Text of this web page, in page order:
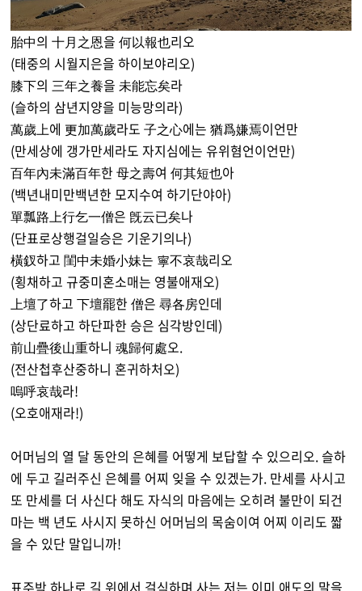
胎中의 十月之恩을 何以報也리오
(태중의 시월지은을 하이보야리오)
膝下의 三年之養을 未能忘矣라
(슬하의 삼년지양을 미능망의라)
萬歲上에 更加萬歲라도 子之心에는 猶爲嫌焉이언만
(만세상에 갱가만세라도 자지심에는 유위혐언이언만)
百年內未滿百年한 母之壽여 何其短也아
(백년내미만백년한 모지수여 하기단야아)
單瓢路上行乞一僧은 旣云已矣나
(단표로상행걸일승은 기운기의나)
橫釵하고 閨中未婚小妹는 寧不哀哉리오
(횡채하고 규중미혼소매는 영불애재오)
上壇了하고 下壇罷한 僧은 尋各房인데
(상단료하고 하단파한 승은 심각방인데)
前山疊後山重하니 魂歸何處오.
(전산첩후산중하니 혼귀하처오)
嗚呼哀哉라!
(오호애재라!)
어머님의 열 달 동안의 은혜를 어떻게 보답할 수 있으리오. 슬하
에 두고 길러주신 은혜를 어찌 잊을 수 있겠는가. 만세를 사시고
또 만세를 더 사신다 해도 자식의 마음에는 오히려 불만이 되건
마는 백 년도 사시지 못하신 어머님의 목숨이여 어찌 이리도 짧
을 수 있단 말입니까!